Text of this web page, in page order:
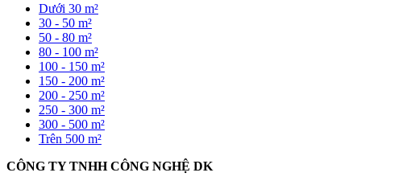
Dưới 30 m²
30 - 50 m²
50 - 80 m²
80 - 100 m²
100 - 150 m²
150 - 200 m²
200 - 250 m²
250 - 300 m²
300 - 500 m²
Trên 500 m²
CÔNG TY TNHH CÔNG NGHỆ DK